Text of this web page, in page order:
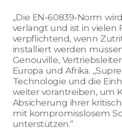
„Die EN-60839-Norm
verlangt und ist in vielen
verpflichtend, wenn
installiert werden
Genouville,
Europa und Afrika.
Technologie und die
weiter vorantreiben, um
Absicherung ihrer
mit kompromisslosem
unterstützen.“